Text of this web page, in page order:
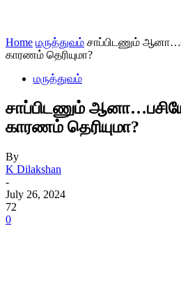
Home மருத்துவம் சாப்பிடணும்
காரணம் தெரியுமா?
மருத்துவம்
சாப்பிடணும்
காரணம் தெரியுமா?
By
K Dilakshan
-
July 26, 2024
72
0